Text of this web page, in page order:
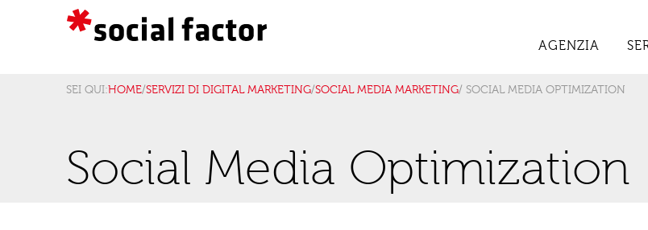
AGENZIA
SEI QUI:HOME/SERVIZI DI DIGITAL MARKETING/SOCIAL MEDIA MARKETING/ SOCIAL MEDIA OPTIMIZATION
Social Media Optimization